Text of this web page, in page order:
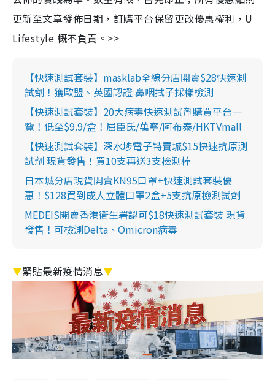
更新至文章發佈日期，訂購平台保留更改優惠權利，U
Lifestyle 概不負責。>>
【快速測試套裝】masklab全線分店開賣$28快速測
試劑！獲歐盟、英國認證 鼻咽拭子採樣檢測
【快速測試套裝】20大病毒快速測試劑購買平台一
覽！低至$9.9/盒！屈臣氏/萬寧/阿布泰/HKTVmall
【快速測試套裝】深水埗電子特賣城$15快速抗原測
試劑 現貨發售！買10支再送3支檢測棒
日本城分店現貨開賣KN95口罩+快速測試套裝優
惠！$128買到成人立體口罩2盒+5支抗原檢測試劑
MEDEIS開賣香港衛生署認可$18快速測試套裝 現貨
發售！可檢測Delta、Omicron病毒
▼緊貼最新疫情消息▼